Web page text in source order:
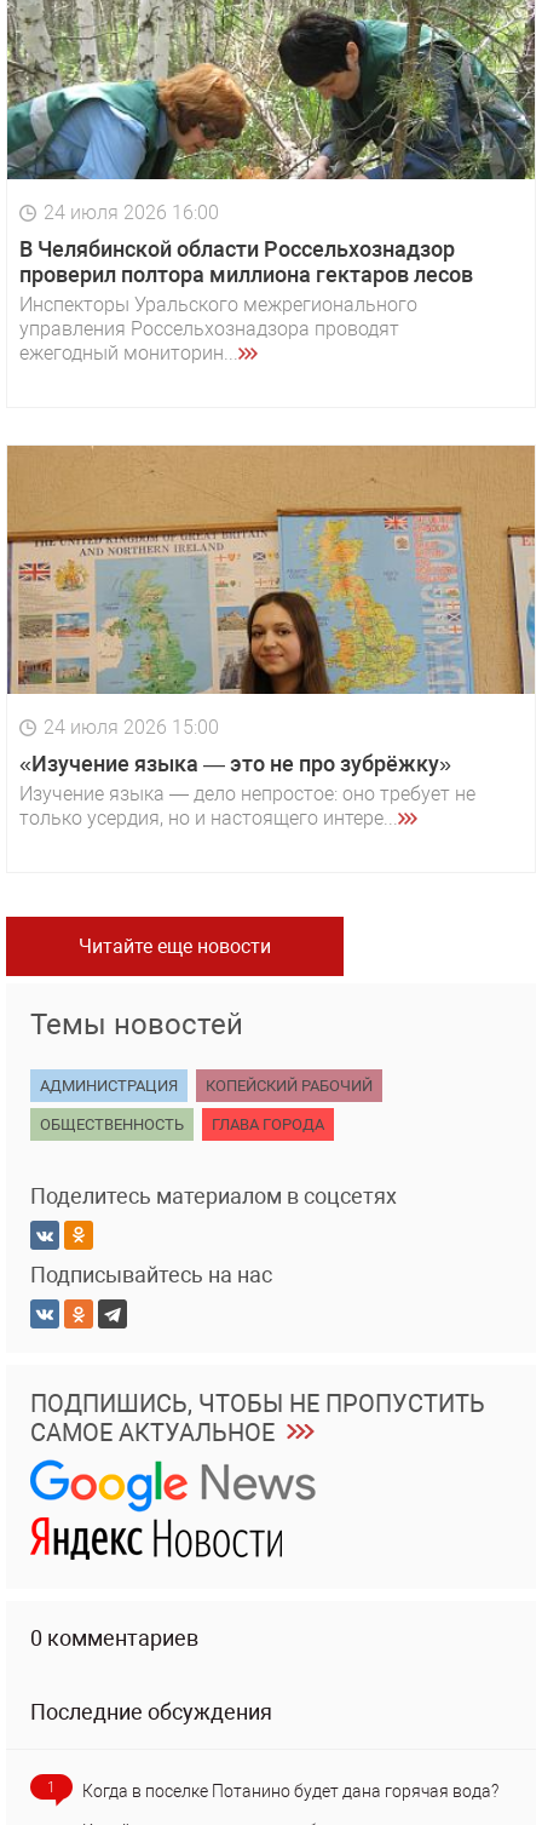
24 июля 2026 16:00
В Челябинской области Россельхознадзор
проверил полтора миллиона гектаров лесов
Инспекторы Уральского межрегионального
управления Россельхознадзора проводят
ежегодный мониторин...
24 июля 2026 15:00
«Изучение языка — это не про зубрёжку»
Изучение языка — дело непростое: оно требует не
только усердия, но и настоящего интере...
Читайте еще новости
Темы новостей
АДМИНИСТРАЦИЯ КОПЕЙСКИЙ РАБОЧИЙ
ОБЩЕСТВЕННОСТЬ ГЛАВА ГОРОДА
Поделитесь материалом в соцсетях
Подписывайтесь на нас
ПОДПИШИСЬ, ЧТОБЫ НЕ ПРОПУСТИТЬ
САМОЕ АКТУАЛЬНОЕ
0 комментариев
Последние обсуждения
1 Когда в поселке Потанино будет дана горячая вода?